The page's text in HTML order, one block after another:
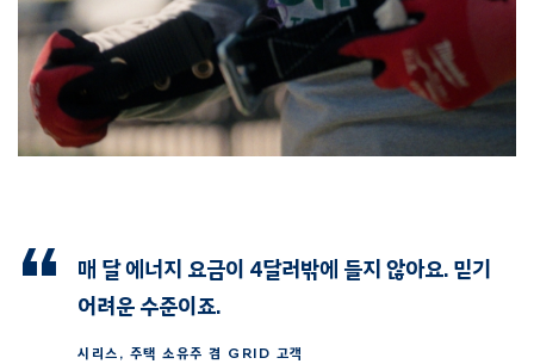
매 달 에너지 요금이 4달러밖에 들지 않아요. 믿기
어려운 수준이죠.
시리스, 주택 소유주 겸 GRID 고객